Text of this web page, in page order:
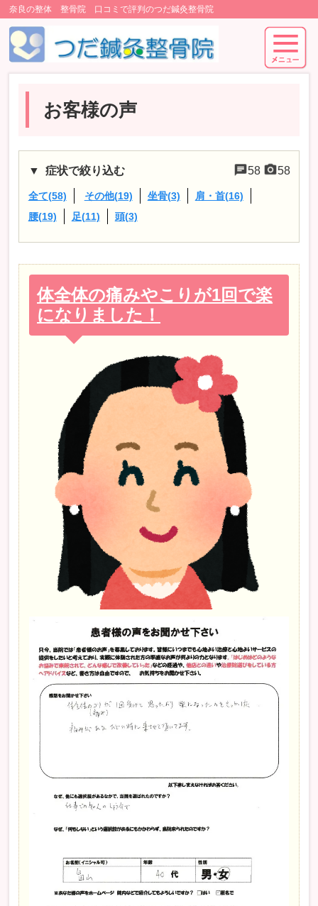
奈良の整体 整骨院 口コミで評判のつだ鍼灸整骨院
お客様の声
58 58
症状で絞り込む
全て(58) その他(19) 坐骨(3)
肩・首(16)
腰(19)
足(11) 頭(3)
体全体の痛みやこりが1回で楽
になりました！